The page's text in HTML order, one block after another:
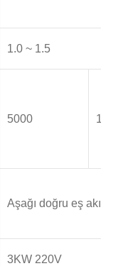
1.0 ~ 1.5
5000 10000
Aşağı doğru eş akım
3KW 220V